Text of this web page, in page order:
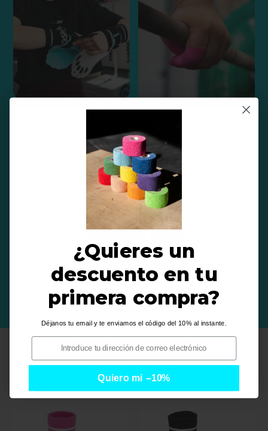
PRODUCTOS RELACIONADOS
10 % de
Descuento
¿Quieres un
descuento en tu
primera compra?
Déjanos tu email y te enviamos el código del 10% al instante.
i
Quiero mi –10%